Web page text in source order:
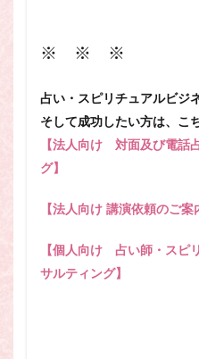
※ ※ ※
占い・スピリチュアルビジ
そして成功したい方は、こ
【法人向け 対面及び電話
グ】
【法人向け 講演依頼のご案
【個人向け 占い師・スピ
サルティング】